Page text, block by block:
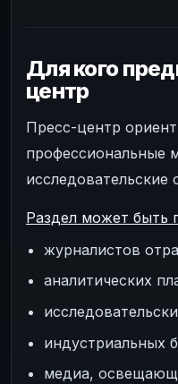
Для кого
центр
Пресс-центр
профессиональные
исследовательские
Раздел может быть
журналистов
аналитических
индустриальных
медиа,